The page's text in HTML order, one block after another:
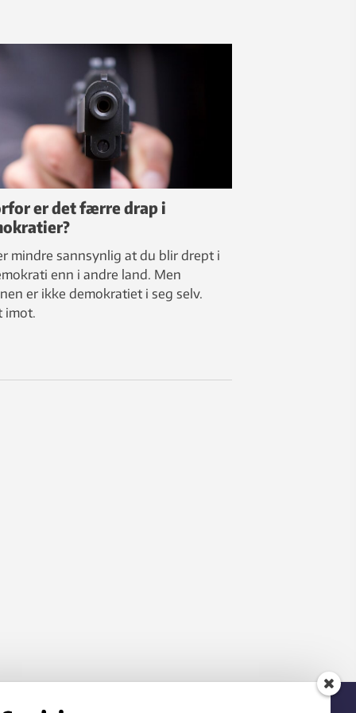
er det færre drap i
mindre sannsynlig at du blir drept i
enn i andre land. Men
er ikke demokratiet i seg selv.
imot.